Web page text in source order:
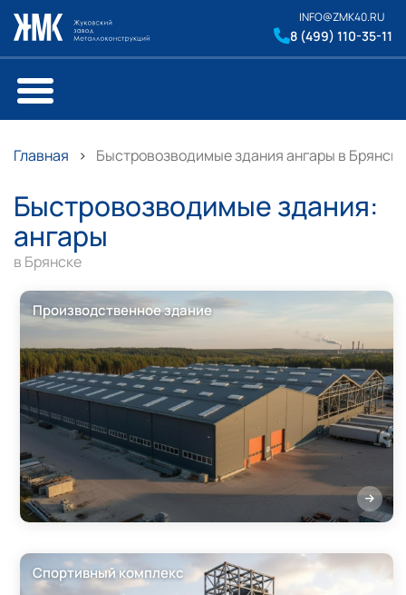
INFO@ZMK40.RU
8 (499) 110-35-11
Главная Быстровозводимые здания ангары в Брянске
Быстровозводимые здания:
ангары
в Брянске
Производственное здание
Спортивный комплекс